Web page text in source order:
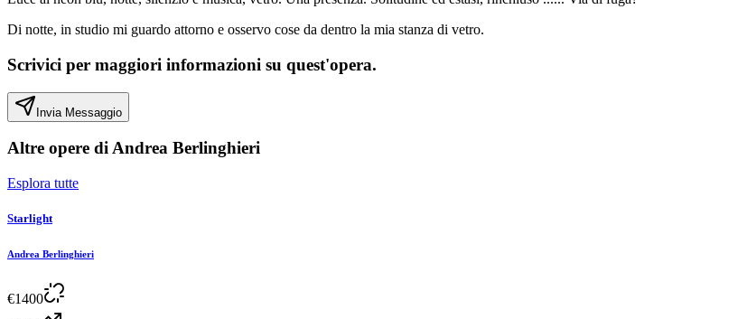
Di notte, in studio mi guardo attorno e osservo cose da dentro la mia stanza di vetro.
Scrivici per maggiori informazioni su quest'opera.
Invia Messaggio
Altre opere diAndrea Berlinghieri
Esplora tutte
Starlight
Andrea Berlinghieri
€1400